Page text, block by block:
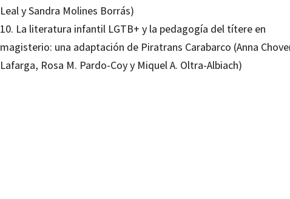
Leal y Sandra Molines Borrás)
10. La literatura infantil LGTB+ y la pedagogía del títere en
magisterio: una adaptación de Piratrans Carabarco (Anna
Lafarga, Rosa M. Pardo-Coy y Miquel A. Oltra-Albiach)